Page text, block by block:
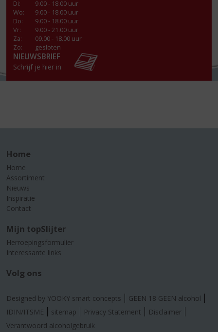
Di:
9.00 - 18.00 uur
Wo:
9.00 - 18.00 uur
Do:
9.00 - 18.00 uur
Vr:
9.00 - 21.00 uur
Za:
09.00 - 18.00 uur
Zo:
gesloten
NIEUWSBRIEF
Schrijf je hier in
Home
Home
Assortiment
Nieuws
Inspiratie
Contact
Mijn topSlijter
Herroepingsformulier
Interessante links
Volg ons
Designed by YOOKY smart concepts
GEEN 18 GEEN alcohol
IDIN/ITSME
sitemap Privacy Statement
Disclaimer
Verantwoord alcoholgebruik